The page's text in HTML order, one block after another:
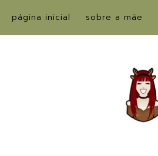
página inicial sobre a mãe